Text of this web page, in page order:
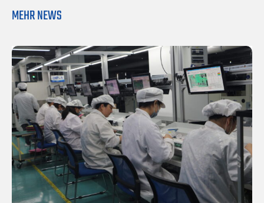
MEHR NEWS